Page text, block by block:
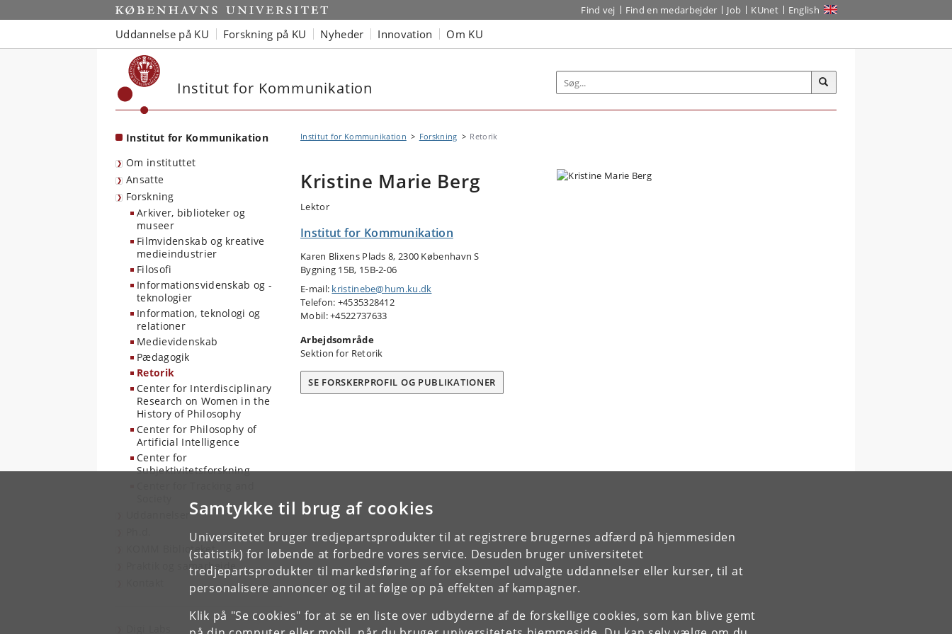
Samtykke til brug af cookies
Universitetet bruger tredjepartsprodukter til at registrere brugernes adfærd på hjemmesiden
(statistik) for løbende at forbedre vores service. Desuden bruger universitetet
tredjepartsprodukter til markedsføring af for eksempel udvalgte uddannelser eller kurser, til at
personalisere annoncer og til at følge op på effekten af kampagner.
Klik på "Se cookies" for at se en liste over udbyderne af de forskellige cookies, som kan blive gemt
Start Find vej Find en medarbejder Job KUnet English
Uddannelse på KU Forskning på KU Nyheder Innovation Om KU
Institut for Kommunikation
Institut for Kommunikation
Om instituttet
Ansatte
Forskning
Arkiver, biblioteker og
museer
Filmvidenskab og kreative
medieindustrier
Filosofi
Informationsvidenskab og -
teknologier
Information, teknologi og
relationer
Medievidenskab
Pædagogik
Retorik
Center for Interdisciplinary
Research on Women in the
History of Philosophy
Center for Philosophy of
Artificial Intelligence
Center for
Subjektivitetsforskning
Uddannelser
KOMM Biblioteket
Praktik og samarbejde
Institut for Kommunikation Forskning Retorik
Kristine Marie Berg
Lektor
Institut for Kommunikation
Karen Blixens Plads 8, 2300 København S
Bygning 15B, 15B-2-06
E-mail: kristinebe@hum.ku.dk
Telefon: +4535328412
Mobil: +4522737633
Arbejdsområde
Sektion for Retorik
SE FORSKERPROFIL OG PUBLIKATIONER